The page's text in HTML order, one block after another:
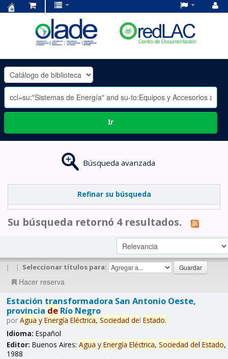
OLADE
-
Ir
Búsqueda avanzada
Refinar su búsqueda
Su búsqueda retornó 4 resultados.
| | Seleccionar títulos para:
Hacer reserva
Estación transformadora San Antonio Oeste,
provincia deRío Negro
por Agua y Energía Eléctrica, Sociedad del Estado.
Idioma: Español
Editor: Buenos Aires: Agua y Energía Eléctrica, Sociedad del Estado,
1988